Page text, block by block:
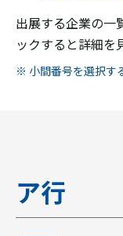
出展する企業の一
ックすると詳細を
小間番号を選択す
ア行